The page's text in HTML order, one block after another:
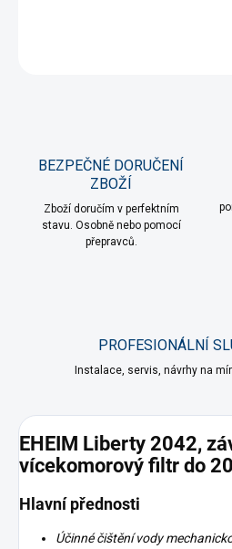
BEZPEČNÉ DORUČENÍ
ZBOŽÍ
Zboží doručím v perfektním
stavu. Osobně nebo pomocí
přepravců.
PROFESIONÁLNÍ
Instalace, servis, návrhy na
EHEIM Liberty 2042,
vícekomorový filtr do
Hlavní přednosti
Účinné čištění vody